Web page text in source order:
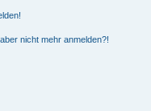
nicht mehr anmelden?!